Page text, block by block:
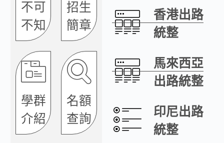
不可
不知
學群
介紹
招生
簡章
名額
查詢
香港出路
統整
馬來西亞
出路統整
印尼出路
統整